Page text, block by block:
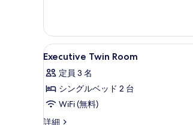
を
表
示
す
る
ン
グ
ル
ベ
ッ
ゼ
ク
テ
ブ
ル
ム
シ
Executive
Twin
Room
の
す
高級寝
5
Executive Twin Room
定員 3 名
シングルベッド 2 台
WiFi (無料)
詳細
Executive